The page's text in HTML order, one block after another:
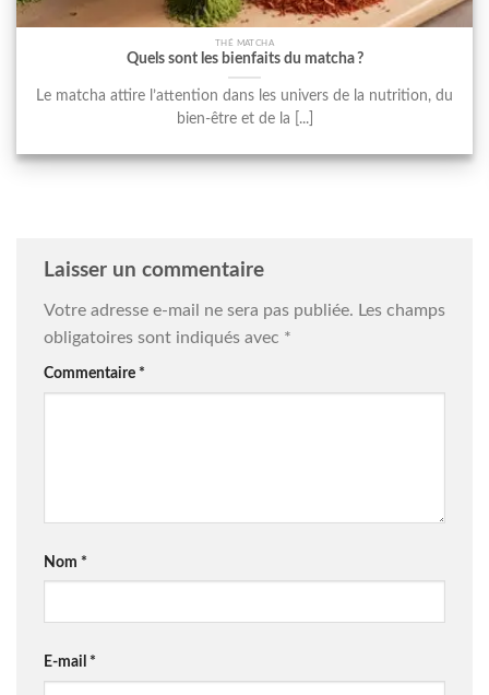
THÉ MATCHA
Quels sont les bienfaits du matcha ?
Le matcha attire l’attention dans les univers de la nutrition, du
bien-être et de la [...]
Laisser un commentaire
Votre adresse e-mail ne sera pas publiée. Les champs
obligatoires sont indiqués avec *
Commentaire *
Nom *
E-mail *